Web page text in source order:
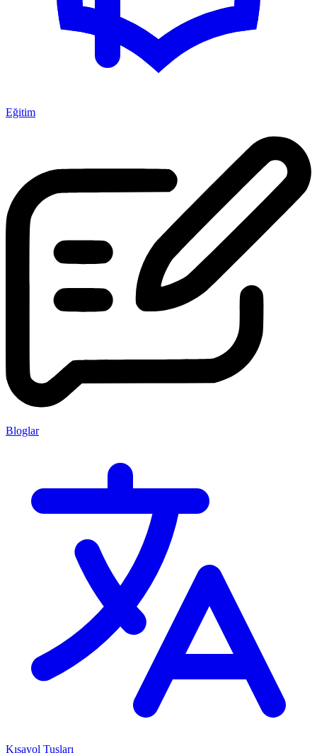
Eğitim
Bloglar
Kısayol Tuşları